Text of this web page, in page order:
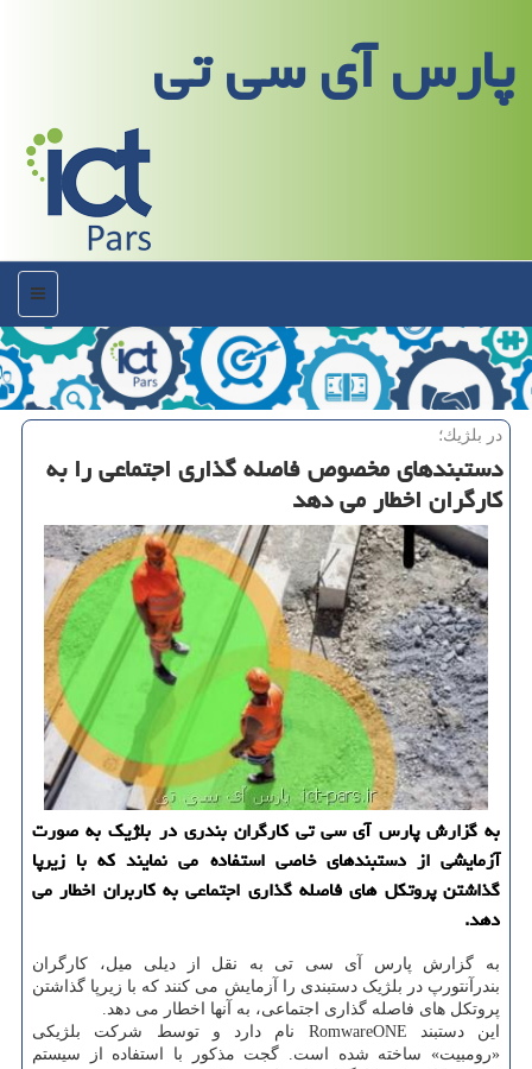
پارس آی سی تی
منو
در بلژیك؛
دستبندهای مخصوص فاصله گذاری اجتماعی را به
كارگران اخطار می دهد
به گزارش پارس آی سی تی كارگران بندری در بلژیك به صورت
آزمایشی از دستبندهای خاصی استفاده می نمایند كه با زیرپا
گذاشتن پروتكل های فاصله گذاری اجتماعی به كاربران اخطار می
دهد.
به گزارش پارس آی سی تی به نقل از دیلی میل، کارگران
بندرآنتورپ در بلژیک دستبندی را آزمایش می کنند که با زیرپا گذاشتن
پروتکل های فاصله گذاری اجتماعی، به آنها اخطار می دهد.
این دستبند RomwareONE نام دارد و توسط شرکت بلژیکی
«رومبیت» ساخته شده است. گجت مذکور با استفاده از سیستم